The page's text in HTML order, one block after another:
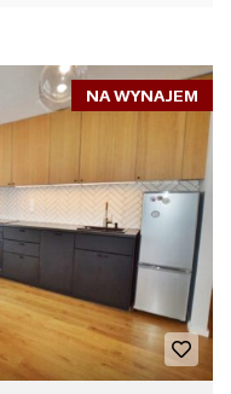
NA WYNAJEM